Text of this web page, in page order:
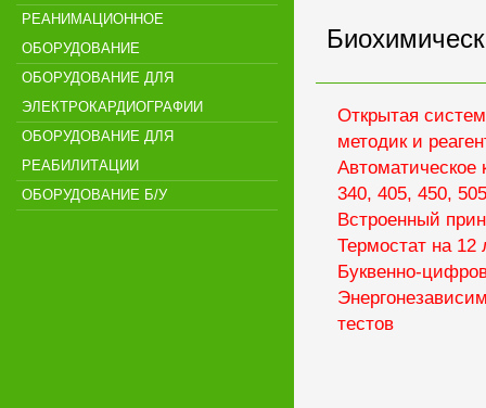
РЕАНИМАЦИОННОЕ
ОБОРУДОВАНИЕ
ОБОРУДОВАНИЕ ДЛЯ
ЭЛЕКТРОКАРДИОГРАФИИ
ОБОРУДОВАНИЕ ДЛЯ
РЕАБИЛИТАЦИИ
ОБОРУДОВАНИЕ Б/У
Открытая
методик и
Автоматическое
340, 405, 450,
Встроенный
Термостат на 12
Буквенно-
тестов